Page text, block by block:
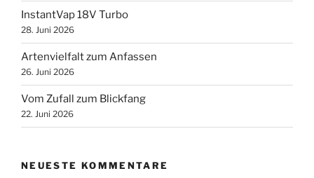
InstantVap 18V Turbo
28. Juni 2026
Artenvielfalt zum Anfassen
26. Juni 2026
Vom Zufall zum Blickfang
22. Juni 2026
NEUESTE KOMMENTARE